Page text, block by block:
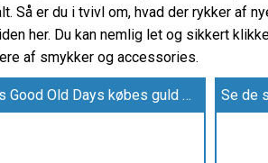
er du i tvivl om, hvad der rykker af
her. Du kan nemlig let og sikkert
af smykker og accessories.
Få en professionel vurdering af guldsmykker – hos Good Old Days købes guld med omtanke og erfaring Se de